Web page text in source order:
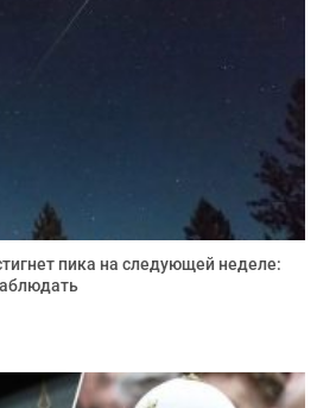
пика на следующей неделе: